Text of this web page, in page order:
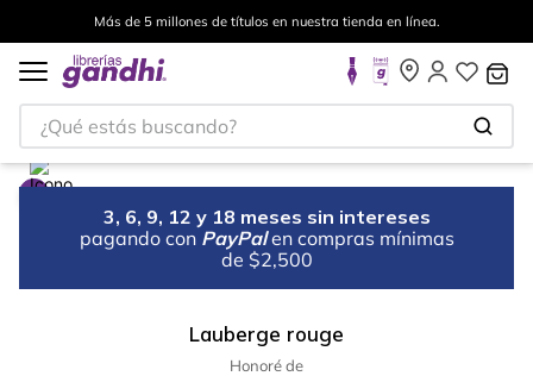
Más de 5 millones de títulos en nuestra tienda en línea.
¿Qué estás buscando?
3, 6, 9, 12 y 18 meses sin intereses
pagando con PayPal en compras mínimas
de $2,500
Lauberge rouge
Honoré de